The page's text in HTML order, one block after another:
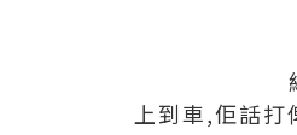
上到車,佢話